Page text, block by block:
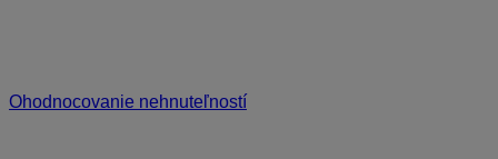
Ohodnocovanie nehnuteľností